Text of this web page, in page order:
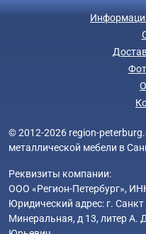
© 2012-2026 region-
металлической мебели в
Реквизиты компании:
ООО «Регион-Петербург»,
Юридический адрес: г.
Минеральная, д 13, литер А.